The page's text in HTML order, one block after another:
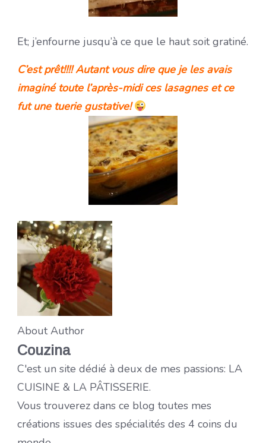
Et; j’enfourne jusqu’à ce que le haut soit gratiné.
C’est prêt!!!! Autant vous dire que je les avais
imaginé toute l’après-midi ces lasagnes et ce
fut une tuerie gustative!
About Author
Couzina
C'est un site dédié à deux de mes passions: LA
CUISINE & LA PÂTISSERIE.
Vous trouverez dans ce blog toutes mes
créations issues des spécialités des 4 coins du